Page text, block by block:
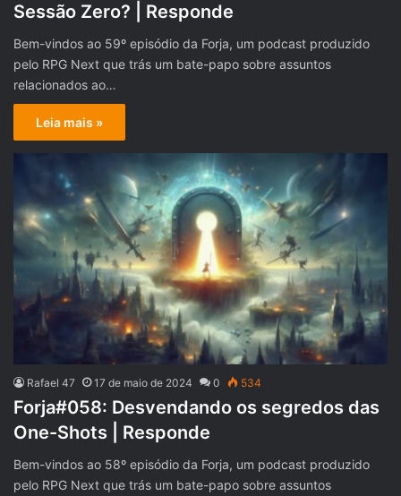
Sessão Zero? | Responde
Bem-vindos ao 59º episódio da Forja, um podcast produzido
pelo RPG Next que trás um bate-papo sobre assuntos
relacionados ao…
Leia mais »
Rafael 47 17 de maio de 2024 0 534
Forja#058: Desvendando os segredos das
One-Shots | Responde
Bem-vindos ao 58º episódio da Forja, um podcast produzido
pelo RPG Next que trás um bate-papo sobre assuntos